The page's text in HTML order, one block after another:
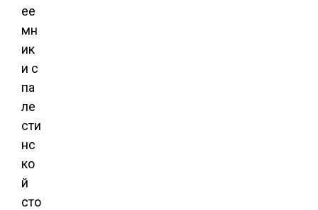
ее
мн
ик
и с
па
ле
сти
нс
ко
й
сто